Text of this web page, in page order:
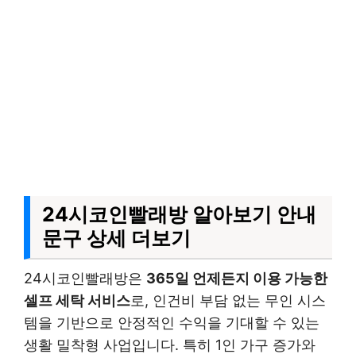
24시코인빨래방 알아보기 안내
문구 상세 더보기
24시코인빨래방은 365일 언제든지 이용 가능한
셀프 세탁 서비스로, 인건비 부담 없는 무인 시스
템을 기반으로 안정적인 수익을 기대할 수 있는
생활 밀착형 사업입니다. 특히 1인 가구 증가와